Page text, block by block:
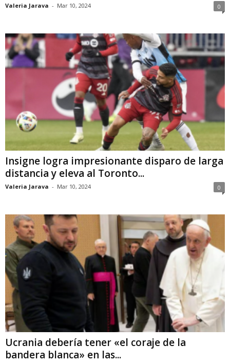
Valeria Jarava - Mar 10, 2024 0
Insigne logra impresionante disparo de larga
distancia y eleva al Toronto...
Valeria Jarava - Mar 10, 2024 0
Ucrania debería tener «el coraje de la
bandera blanca» en las...